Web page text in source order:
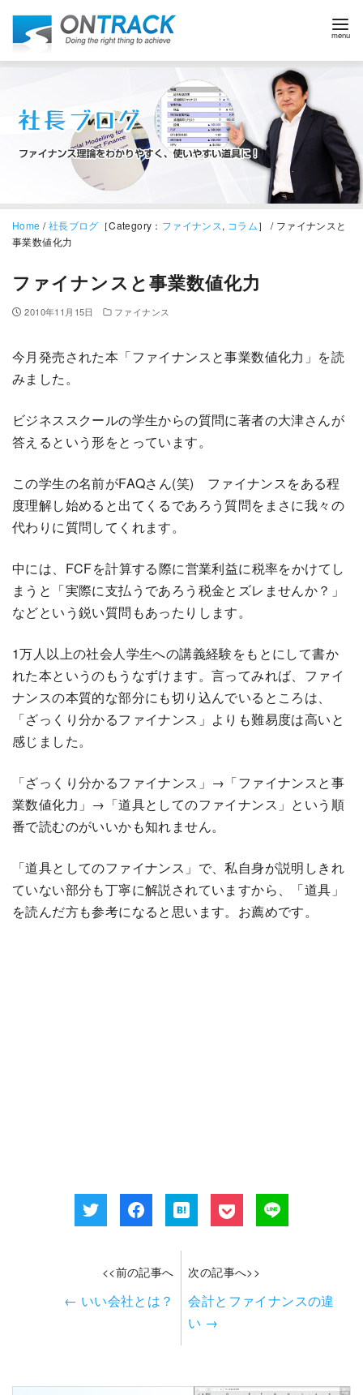
Home /社長ブログ ［Category： ファイナンス, コラム］ / ファイナンスと
事業数値化力
ファイナンスと事業数値化力
2010年11月15日 ファイナンス
今月発売された本「ファイナンスと事業数値化力」を読
みました。
ビジネススクールの学生からの質問に著者の大津さんが
答えるという形をとっています。
この学生の名前がFAQさん(笑) ファイナンスをある程
度理解し始めると出てくるであろう質問をまさに我々の
代わりに質問してくれます。
中には、FCFを計算する際に営業利益に税率をかけてし
まうと「実際に支払うであろう税金とズレませんか？」
などという鋭い質問もあったりします。
1万人以上の社会人学生への講義経験をもとにして書か
れた本というのもうなずけます。言ってみれば、ファイ
ナンスの本質的な部分にも切り込んでいるところは、
「ざっくり分かるファイナンス」よりも難易度は高いと
感じました。
「ざっくり分かるファイナンス」→「ファイナンスと事
業数値化力」→「道具としてのファイナンス」という順
番で読むのがいいかも知れません。
「道具としてのファイナンス」で、私自身が説明しきれ
ていない部分も丁寧に解説されていますから、「道具」
を読んだ方も参考になると思います。お薦めです。
<<前の記事へ
← いい会社とは？
次の記事へ>>
会計とファイナンスの違
い →